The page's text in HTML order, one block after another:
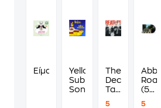
Είμαι ζεν Yellow
Submarine
Songtrack
The
Decca
Tapes
5
Road
(50th
5